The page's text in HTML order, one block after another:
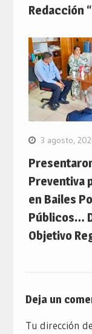
Redacción
3 agosto,
Preventiva
en Bailes
Públicos…
Objetivo
Deja un
Tu dirección